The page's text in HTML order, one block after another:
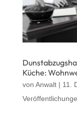
Küche:
von Anwalt| 11.